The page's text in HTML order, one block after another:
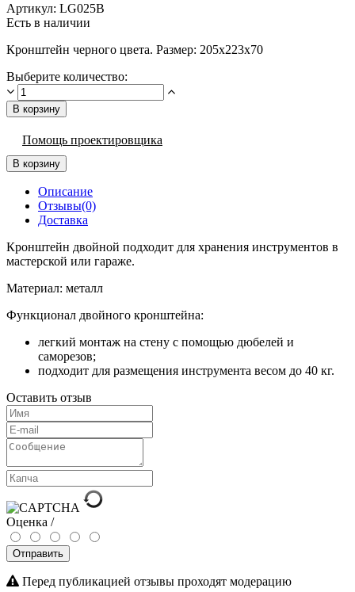
Артикул: LG025B
Есть в наличии
Кронштейн черного цвета. Размер: 205х223х70
Выберите количество:
В корзину
Помощь проектировщика
В корзину
Описание
Отзывы(0)
Доставка
Кронштейн двойной подходит для хранения инструментов в
мастерской или гараже.
Материал: металл
Функционал двойного кронштейна:
легкий монтаж на стену с помощью дюбелей и
саморезов;
подходит для размещения инструмента весом до 40 кг.
Оставить отзыв
Оценка /
Отправить
Перед публикацией отзывы проходят модерацию